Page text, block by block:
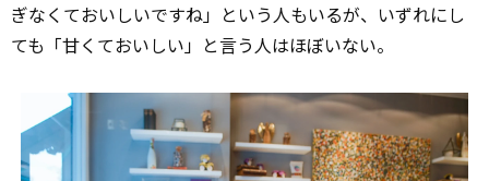
ぎなくておいしいですね」という人もいるが、いずれにし
ても「甘くておいしい」と言う人はほぼいない。